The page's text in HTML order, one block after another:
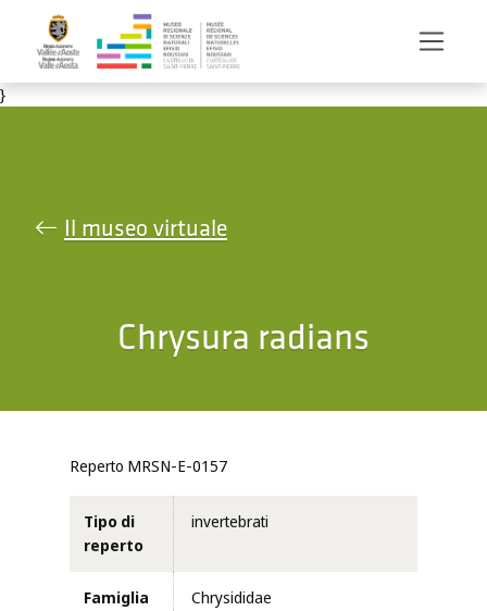
Salta al contenuto principale
}
Il museo virtuale
Chrysura radians
Reperto MRSN-E-0157
Tipo di
reperto
invertebrati
Famiglia Chrysididae